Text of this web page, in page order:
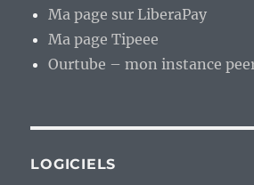
Ma page sur LiberaPay
Ma page Tipeee
Ourtube – mon instance
LOGICIELS